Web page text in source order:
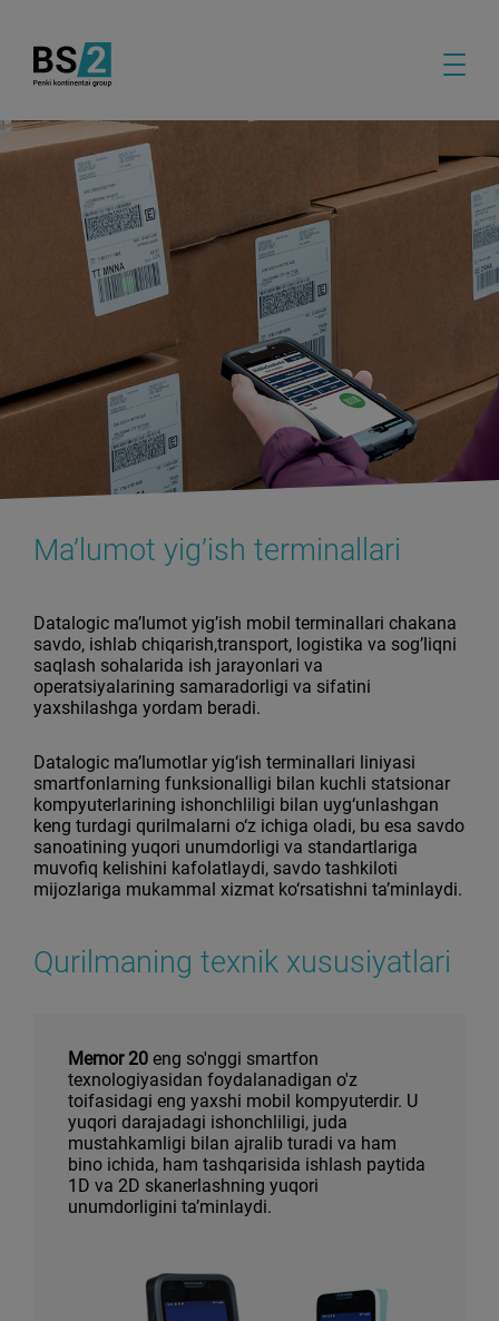
Ma’lumot yig’ish terminallari
Datalogic ma’lumot yig’ish mobil terminallari chakana
savdo, ishlab chiqarish,transport, logistika va sog’liqni
saqlash sohalarida ish jarayonlari va
operatsiyalarining samaradorligi va sifatini
yaxshilashga yordam beradi.
Datalogic ma’lumotlar yig‘ish terminallari liniyasi
smartfonlarning funksionalligi bilan kuchli statsionar
kompyuterlarining ishonchliligi bilan uyg‘unlashgan
keng turdagi qurilmalarni o‘z ichiga oladi, bu esa savdo
sanoatining yuqori unumdorligi va standartlariga
muvofiq kelishini kafolatlaydi, savdo tashkiloti
mijozlariga mukammal xizmat ko‘rsatishni ta’minlaydi.
Qurilmaning texnik xususiyatlari
Memor 20 eng so'nggi smartfon
texnologiyasidan foydalanadigan o'z
toifasidagi eng yaxshi mobil kompyuterdir. U
yuqori darajadagi ishonchliligi, juda
mustahkamligi bilan ajralib turadi va ham
bino ichida, ham tashqarisida ishlash paytida
1D va 2D skanerlashning yuqori
unumdorligini taʼminlaydi.